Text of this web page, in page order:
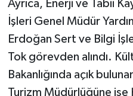
Ayrıca, Enerji ve Tabii
İşleri Genel Müdür
Erdoğan Sert ve Bilgi
Tok görevden alındı.
Bakanlığında açık
Turizm Müdürlüğüne ise